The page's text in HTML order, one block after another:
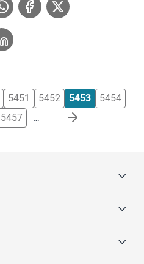
5451 5452 5453
5454
5457 …